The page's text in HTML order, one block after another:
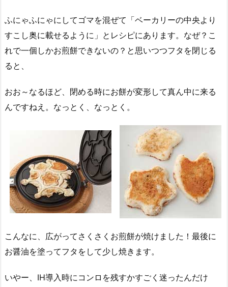
ふにゃふにゃにしてゴマを混ぜて「ベーカリーの中央より
すこし奥に載せるように」とレシピにあります。なぜ？こ
れで一個しかお煎餅できないの？と思いつつフタを閉じる
ると、
おお～なるほど、閉める時にお餅が変形して真ん中に来る
んですねえ。なっとく、なっとく。
こんなに、広がってさくさくお煎餅が焼けました！最後に
お醤油を塗ってフタをして少し焼きます。
いやー、IH導入時にコンロを残すかすごく迷ったんだけ